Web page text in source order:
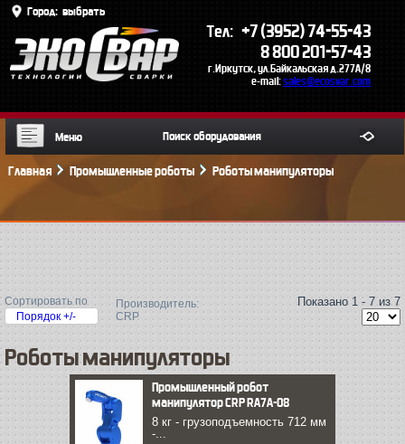
Город: выбрать
Тел: +7 (3952) 74-55-43
8 800 201-57-43
г.Иркутск, ул.Байкальская д.277А/8
e-mail:sales@ecosvar.com
Меню
Главная Промышленные роботы Роботы манипуляторы
Сортировать по
Порядок +/-
Производитель:
CRP
Показано 1 - 7 из 7
Роботы манипуляторы
Промышленный робот
манипулятор CRP RA7A-08
8 кг - грузоподъемность 712 мм
-...